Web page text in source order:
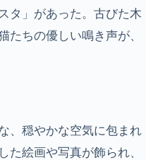
タ」があった。古びた木
たちの優しい鳴き声が、
、穏やかな空気に包まれ
た絵画や写真が飾られ、